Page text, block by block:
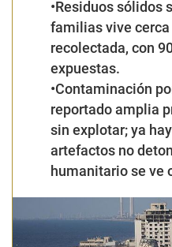
•Residuos sólidos
familias vive cerca
recolectada, con
expuestas.
•Contaminación
reportadoamplia
sin explotar; ya hay
artefactos no
humanitario se ve